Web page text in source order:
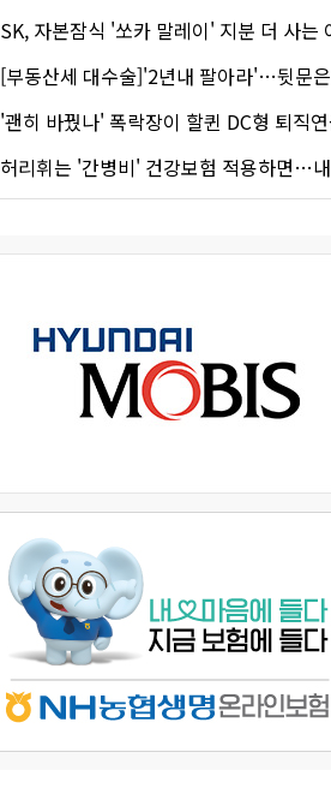
SK, 자본잠식 '쏘카 말레이' 지분 더 사는
[부동산세 대수술]'2년내 팔아라'…뒷문은 열었다
'괜히 바꿨나' 폭락장이 할퀸 DC형 퇴직연금…전문가 조
허리휘는 '간병비' 건강보험 적용하면…내 간병보험은?